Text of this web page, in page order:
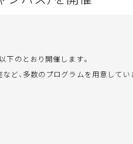
下のとおり開催します。
ど、多数のプログラムを用意してい